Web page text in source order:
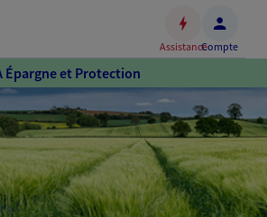
Accéder
au
contenu
principal
Accéder
au
pied
de
AssistanceCompte
Épargne et Protection